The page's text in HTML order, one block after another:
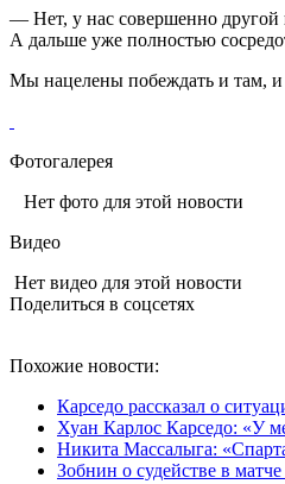
— Нет, у нас совершенно другой
А дальше уже полностью
Мы нацелены побеждать и там,
Фотогалерея
Нет фото для этой новости
Видео
Нет видео для этой новости
Поделиться в соцсетях
Похожие новости:
Карседо рассказал о
Хуан Карлос Карседо: «У
Никита Массалыга:
Зобнин о судействе в